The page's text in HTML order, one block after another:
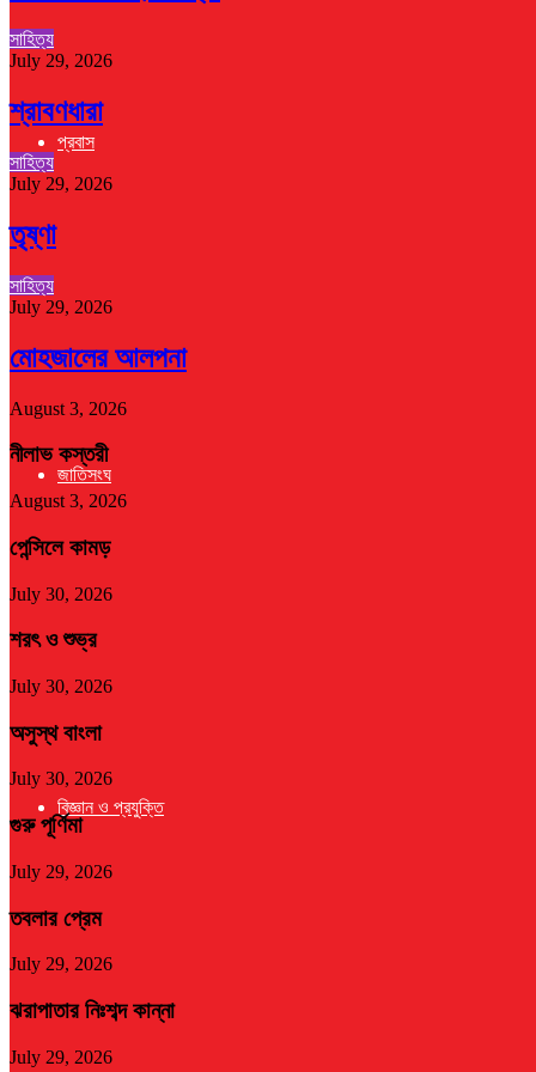
প্রবাস
জাতিসংঘ
বিজ্ঞান ও প্রযুক্তি
সাহিত্য
July 29, 2026
শ্রাবণধারা
সাহিত্য
July 29, 2026
তৃষ্ণা
সাহিত্য
July 29, 2026
মোহজালের আলপনা
August 3, 2026
নীলাভ কস্তরী
August 3, 2026
পেন্সিলে কামড়
July 30, 2026
শরৎ ও শুভ্র
July 30, 2026
অসুস্থ বাংলা
July 30, 2026
গুরু পূর্ণিমা
July 29, 2026
তবলার প্রেম
July 29, 2026
ঝরাপাতার নিঃশব্দ কান্না
July 29, 2026